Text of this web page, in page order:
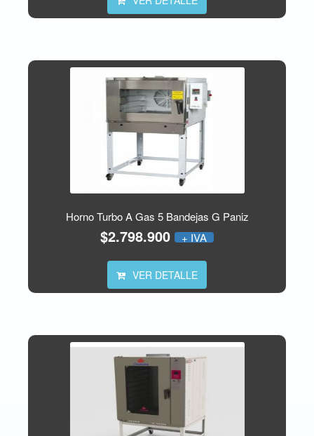
Horno Turbo A Gas 5 Bandejas G Paniz
$2.798.900 + IVA
VER DETALLE